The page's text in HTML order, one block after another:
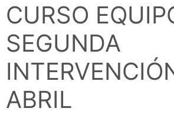
CURSO
SEGUNDA
ABRIL